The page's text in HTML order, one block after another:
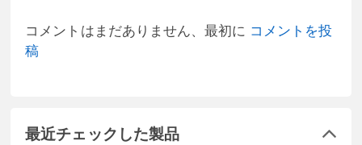
コメントはまだありません、最初に コメントを投
稿
最近チェックした製品